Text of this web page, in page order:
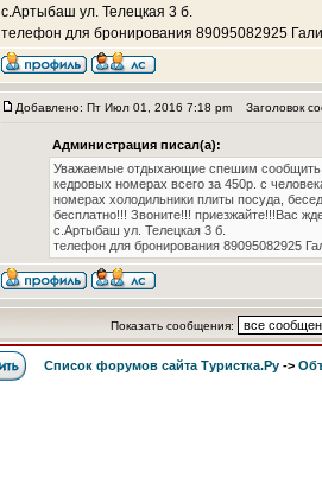
с.Артыбаш ул. Телецкая 3 б.
телефон для бронирования 89095082925
Добавлено: Пт Июл 01, 2016 7:18 pm Заголовок
Администрация писал(а):
Уважаемые отдыхающие спешим сообщить
кедровых номерах всего за 450р. с
номерах холодильники плиты посуда,
бесплатно!!! Звоните!!! приезжайте!!!Вас
с.Артыбаш ул. Телецкая 3 б.
телефон для бронирования 89095082925
Показать сообщения:
Список форумов сайта Туристка.Ру ->